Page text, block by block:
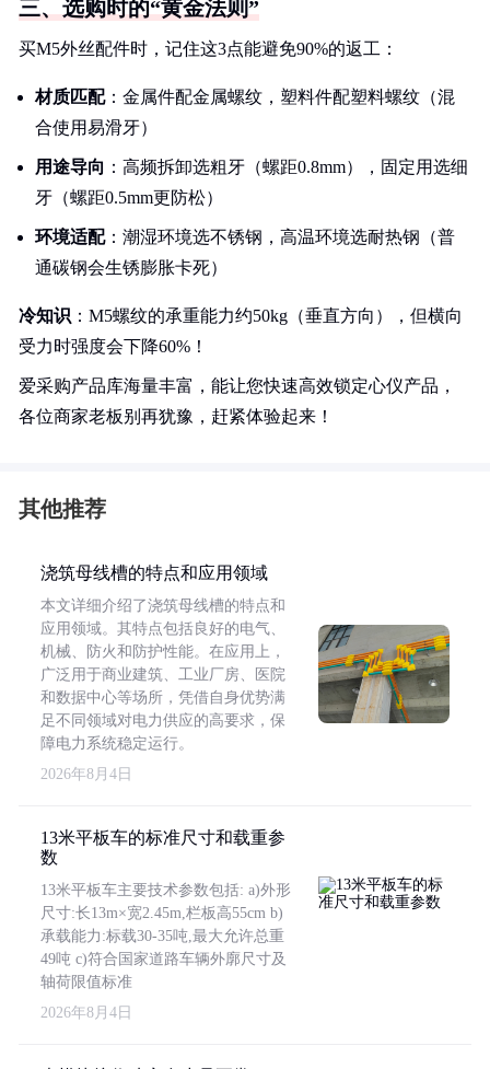
三、选购时的“黄金法则”
买M5外丝配件时，记住这3点能避免90%的返工：
材质匹配：金属件配金属螺纹，塑料件配塑料螺纹（混
合使用易滑牙）
用途导向 ：高频拆卸选粗牙（螺距0.8mm），固定用选细
牙（螺距0.5mm更防松）
环境适配：潮湿环境选不锈钢，高温环境选耐热钢（普
通碳钢会生锈膨胀卡死）
冷知识 ：M5螺纹的承重能力约50kg（垂直方向），但横向
受力时强度会下降60%！
爱采购产品库海量丰富，能让您快速高效锁定心仪产品，
各位商家老板别再犹豫，赶紧体验起来！
其他推荐
浇筑母线槽的特点和应用领域
本文详细介绍了浇筑母线槽的特点和
应用领域。其特点包括良好的电气、
机械、防火和防护性能。在应用上，
广泛用于商业建筑、工业厂房、医院
和数据中心等场所，凭借自身优势满
足不同领域对电力供应的高要求，保
障电力系统稳定运行。
2026年8月4日
13米平板车的标准尺寸和载重参
数
13米平板车主要技术参数包括: a)外形
尺寸:长13m×宽2.45m,栏板高55cm b)
承载能力:标载30-35吨,最大允许总重
49吨 c)符合国家道路车辆外廓尺寸及
轴荷限值标准
2026年8月4日